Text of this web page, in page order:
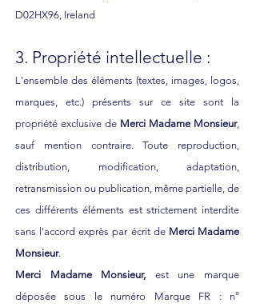
D02HX96, Ireland
3. Propriété intellectuelle :
L'ensemble des éléments (textes, images, logos,
marques, etc.) présents sur ce site sont la
propriété exclusive de Merci Madame Monsieur,
sauf mention contraire. Toute reproduction,
distribution, modification, adaptation,
retransmission ou publication, même partielle, de
ces différents éléments est strictement interdite
sans l'accord exprès par écrit de Merci Madame
Monsieur.
Merci Madame Monsieur, est une marque
déposée sous le numéro Marque FR : n°